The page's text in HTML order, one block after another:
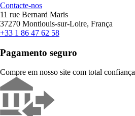
Contacte-nos
11 rue Bernard Maris
37270 Montlouis-sur-Loire, França
+33 1 86 47 62 58
Pagamento seguro
Compre em nosso site com total confiança